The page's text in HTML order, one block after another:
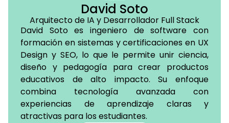
David Soto
Arquitecto de IA y Desarrollador Full Stack
David Soto es ingeniero de software con
formación en sistemas y certificaciones en UX
Design y SEO, lo que le permite unir ciencia,
diseño y pedagogía para crear productos
educativos de alto impacto. Su enfoque
combina tecnología avanzada con
experiencias de aprendizaje claras y
atractivas para los estudiantes.